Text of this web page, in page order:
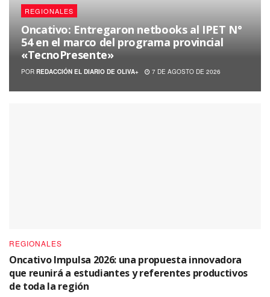
REGIONALES
Oncativo: Entregaron netbooks al IPET N°
54 en el marco del programa provincial
«TecnoPresente»
POR REDACCIÓN EL DIARIO DE OLIVA+ 7 DE AGOSTO DE 2026
REGIONALES
Oncativo Impulsa 2026: una propuesta innovadora
que reunirá a estudiantes y referentes productivos
de toda la región